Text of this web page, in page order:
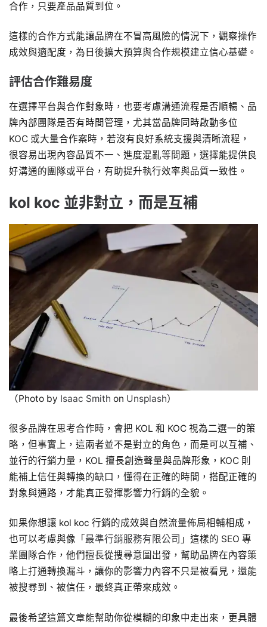
合作，只要產品品質到位。
這樣的合作方式能讓品牌在不冒高風險的情況下，觀察操作
成效與適配度，為日後擴大預算與合作規模建立信心基礎。
評估合作難易度
在選擇平台與合作對象時，也要考慮溝通流程是否順暢、品
牌內部團隊是否有時間管理，尤其當品牌同時啟動多位
KOC 或大量合作案時，若沒有良好系統支援與清晰流程，
很容易出現內容品質不一、進度混亂等問題，選擇能提供良
好溝通的團隊或平台，有助提升執行效率與品質一致性。
kol koc 並非對立，而是互補
（Photo by Isaac Smith on Unsplash）
很多品牌在思考合作時，會把 KOL 和 KOC 視為二選一的策
略，但事實上，這兩者並不是對立的角色，而是可以互補、
並行的行銷力量，KOL 擅長創造聲量與品牌形象，KOC 則
能補上信任與轉換的缺口，懂得在正確的時間，搭配正確的
對象與通路，才能真正發揮影響力行銷的全貌。
如果你想讓 kol koc 行銷的成效與自然流量佈局相輔相成，
也可以考慮與像「 最準行銷服務有限公司 」這樣的 SEO 專
業團隊合作，他們擅長從搜尋意圖出發，幫助品牌在內容策
略上打通轉換漏斗，讓你的影響力內容不只是被看見，還能
被搜尋到、被信任，最終真正帶來成效。
最後希望這篇文章能幫助你從模糊的印象中走出來，更具體